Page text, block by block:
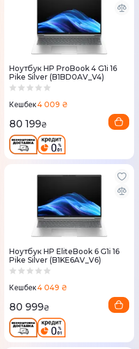
Ноутбук HP ProBook 4 G1i 16
Pike Silver (B1BD0AV_V4)
Кешбек4 009 ₴
80 199₴
Ноутбук HP EliteBook 6 G1i 16
Pike Silver (B1KE6AV_V6)
Кешбек4 049 ₴
80 999₴